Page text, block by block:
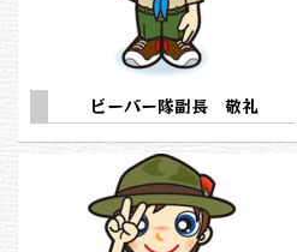
ビーバー隊副長 敬礼